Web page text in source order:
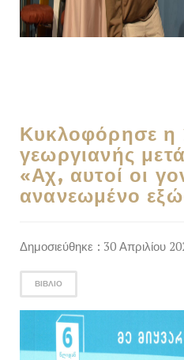
Κυκλοφόρησε η
γεωργιανής
«Αχ, αυτοί οι
ανανεωμένο
Δημοσιεύθηκε : 30 Απριλίου
ΒΙΒΛΊΟ